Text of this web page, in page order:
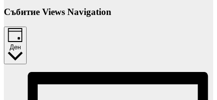
Събитие Views Navigation
Ден